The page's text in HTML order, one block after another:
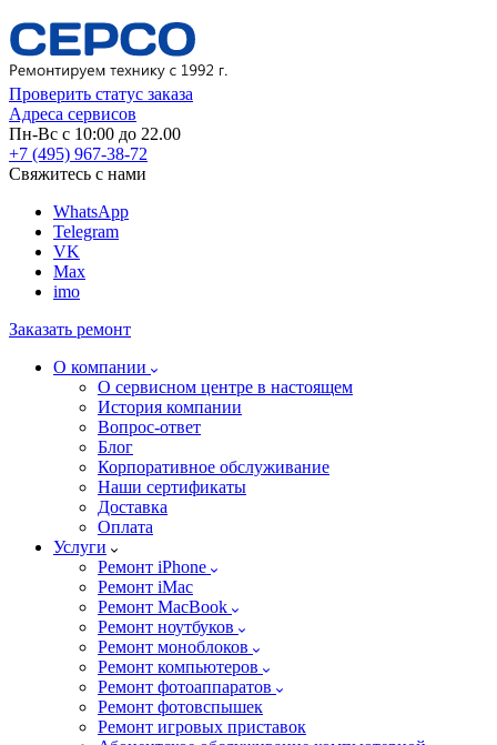
Проверить статус заказа
Адреса сервисов
Пн-Вс с 10:00 до 22.00
+7 (495) 967-38-72
Свяжитесь с нами
WhatsApp
Telegram
VK
Max
imo
Заказать ремонт
О компании
О сервисном центре в настоящем
История компании
Вопрос-ответ
Блог
Корпоративное обслуживание
Наши сертификаты
Доставка
Оплата
Услуги
Ремонт iPhone
Ремонт iMac
Ремонт MacBook
Ремонт ноутбуков
Ремонт моноблоков
Ремонт компьютеров
Ремонт фотоаппаратов
Ремонт фотовспышек
Ремонт игровых приставок